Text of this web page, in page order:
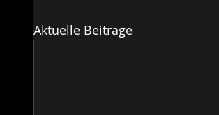
Aktuelle Beiträge